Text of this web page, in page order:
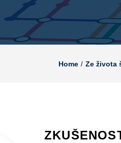
Home Ze života